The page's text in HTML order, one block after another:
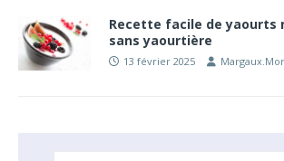
Recette facile de yaourts
sans yaourtière
13 février 2025